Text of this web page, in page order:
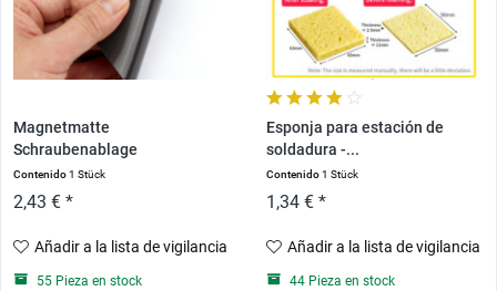
Magnetmatte
Schraubenablage
Reparaturmatte
Contenido1 Stück
2,43 € *
Añadir a la lista de vigilancia
55 Pieza en stock
Esponja para estación de
soldadura -...
Contenido1 Stück
1,34 € *
Añadir a la lista de vigilancia
44 Pieza en stock